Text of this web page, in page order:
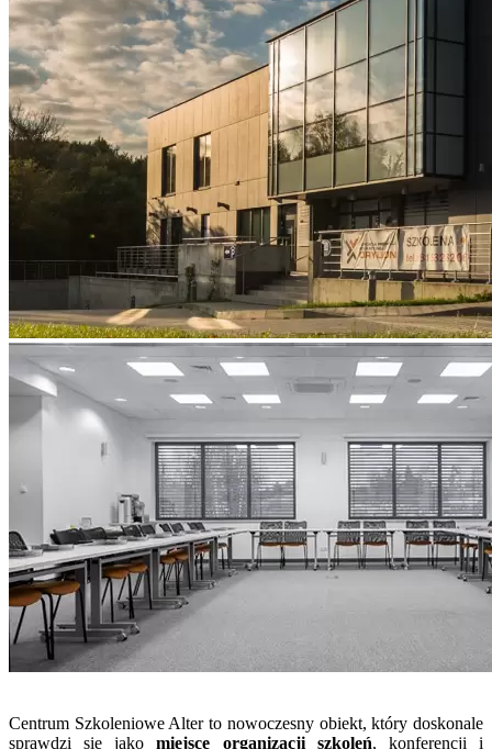
Centrum Szkoleniowe Alter to nowoczesny obiekt, który doskonale
sprawdzi się jakomiejsce organizacji szkoleń, konferencji i